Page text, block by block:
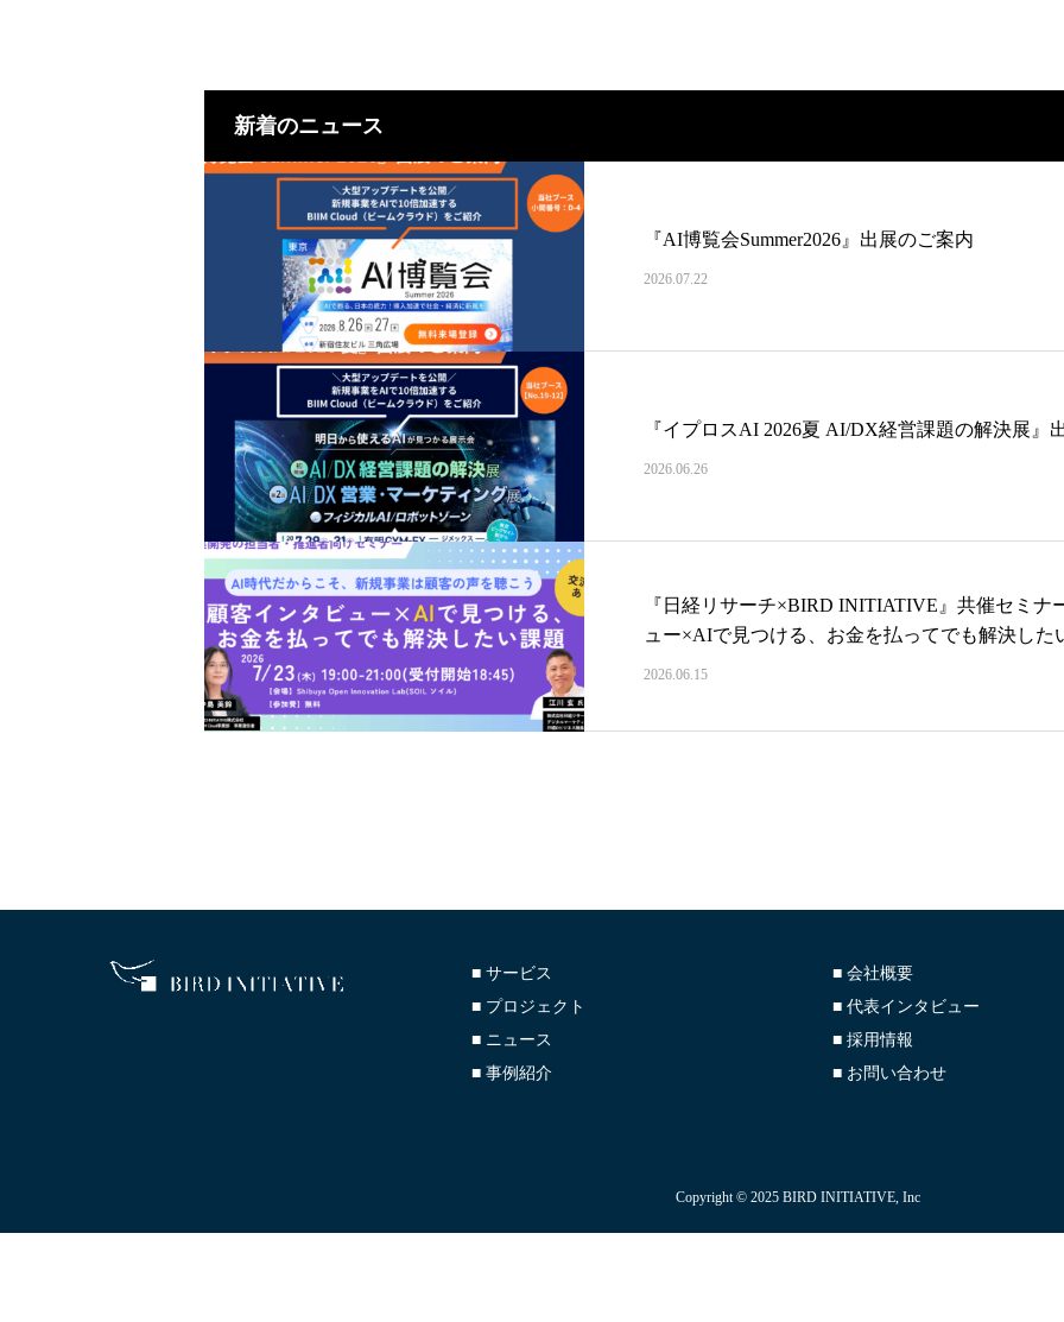
新着のニュース
『AI博覧会Summer2026』出展のご案内
2026.07.22
『イプロスAI 2026夏 AI/DX経営課題の解決展』
2026.06.26
『日経リサーチ×BIRD INITIATIVE』共催セミナ
ュー×AIで見つける、お金を払ってでも解決した
2026.06.15
■ サービス
■ プロジェクト
■ ニュース
■ 事例紹介
■ 会社概要
■ 代表インタビュー
■ 採用情報
■ お問い合わせ
Copyright © 2025 BIRD INITIATIVE, Inc